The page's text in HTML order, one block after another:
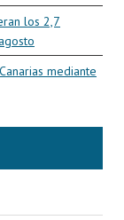
los 2,7
mediante